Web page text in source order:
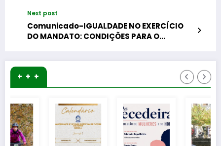
Next post
Comunicado-IGUALDADE NO EXERCÍCIO
DO MANDATO: CONDIÇÕES PARA O
+ + +